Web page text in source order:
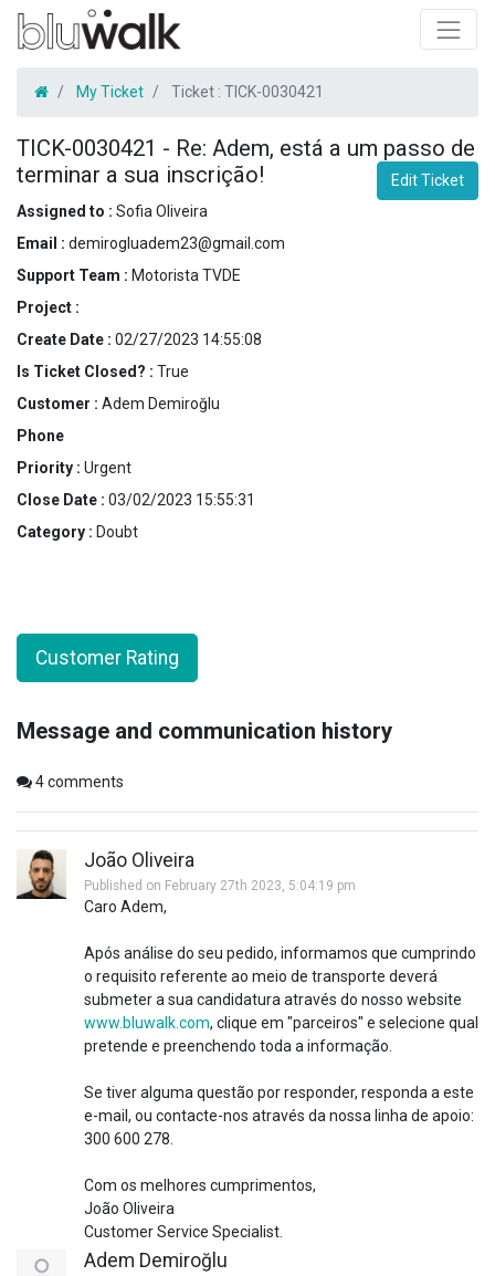
My Ticket Ticket : TICK-0030421
TICK-0030421 - Re: Adem, está a um passo de
terminar a sua inscrição!
Edit Ticket
Assigned to : Sofia Oliveira
Email : demirogluadem23@gmail.com
Support Team : Motorista TVDE
Project :
Create Date : 02/27/2023 14:55:08
Is Ticket Closed? : True
Customer : Adem Demiroğlu
Phone
Priority : Urgent
Close Date : 03/02/2023 15:55:31
Category : Doubt
Customer Rating
Message and communication history
4comments
João Oliveira
Published on February 27th 2023, 5:04:19 pm
Caro Adem,
Após análise do seu pedido, informamos que cumprindo
o requisito referente ao meio de transporte deverá
submeter a sua candidatura através do nosso website
www.bluwalk.com, clique em "parceiros" e selecione qual
pretende e preenchendo toda a informação.
Se tiver alguma questão por responder, responda a este
e-mail, ou contacte-nos através da nossa linha de apoio:
300 600 278.
Com os melhores cumprimentos,
João Oliveira
Customer Service Specialist.
Adem Demiroğlu